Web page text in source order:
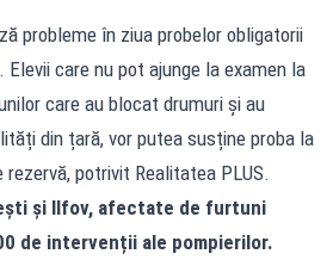
probleme în ziua probelor obligatorii
Elevii care nu pot ajunge la examen la
care au blocat drumuri și au
din țară, vor putea susține proba la
rezervă, potrivit Realitatea PLUS.
și Ilfov, afectate de furtuni
de intervenții ale pompierilor.